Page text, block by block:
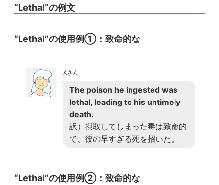
“Lethal”の例文
“Lethal”の使用例①：致命的な
Aさん
The poison he ingested was
lethal, leading to his untimely
death.
訳）摂取してしまった毒は致命的
で、彼の早すぎる死を招いた。
“Lethal”の使用例②：致命的な